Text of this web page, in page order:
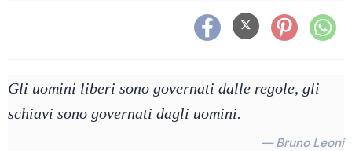
Gli uomini liberi sono governati dalle regole, gli
schiavi sono governati dagli uomini.
— Bruno Leoni